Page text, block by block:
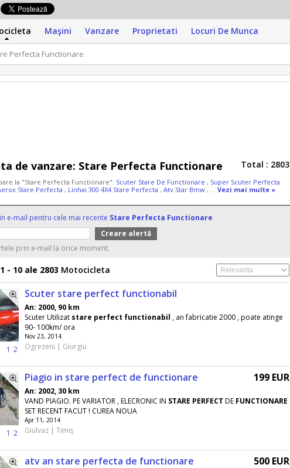
Maşini Vanzare Proprietati Locuri De Munca
de vanzare: Stare Perfecta Functionare Total : 2803
la "Stare Perfecta Functionare": Scuter Stare De Functionare , Super Scuter Perfecta
Stare Perfecta , Linhai 300 4X4 Stare Perfecta , Atv Star Bmw , ... Vezi mai multe »
e-mail pentru cele mai recente Stare Perfecta Functionare
prin e-mail la orice moment.
- 10 ale 2803 Motocicleta
1 2
Scuter stare perfect functionabil
An: 2000, 90 km
Scuter Utilizat stare perfect functionabil , an fabricatie 2000 , poate atinge
90- 100km/ ora
Nov 23, 2014
Ogrezeni | Giurgiu
1 2
Piagio in stare perfect de functionare 199 EUR
An: 2002, 30 km
VAND PIAGIO. PE VARIATOR , ELECRONIC IN STARE PERFECT DE FUNCTIONARE
SET RECENT FACUT ! CUREA NOUA
Apr 11, 2014
Giulvaz | Timiş
atv an stare perfecta de functionare 500 EUR